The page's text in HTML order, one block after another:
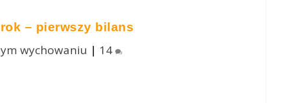
– pierwszy bilans
wychowaniu | 14